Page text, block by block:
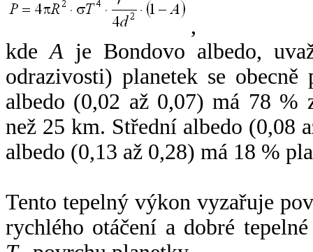
,
kdeA je Bondovo albedo,
odrazivosti) planetek se
albedo (0,02 až 0,07) má 78 %
než 25 km. Střední albedo (0,08
albedo (0,13 až 0,28) má 18 %
Tento tepelný výkon vyzařuje
rychlého otáčení a dobré